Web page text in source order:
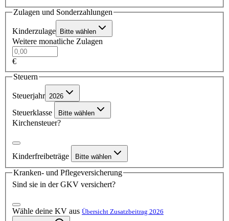
Zulagen und Sonderzahlungen
Kinderzulage Bitte wählen
Weitere monatliche Zulagen
€
Steuern
Steuerjahr 2026
Steuerklasse Bitte wählen
Kirchensteuer?
Kinderfreibeträge Bitte wählen
Kranken- und Pflegeversicherung
Sind sie in der GKV versichert?
Wähle deine KV aus Übersicht Zusatzbeitrag 2026